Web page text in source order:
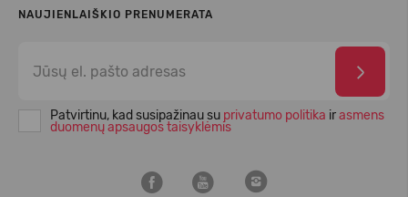
NAUJIENLAIŠKIO PRENUMERATA
Patvirtinu, kad susipažinau su privatumo politika irasmens
duomenų apsaugos taisyklėmis